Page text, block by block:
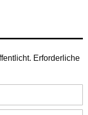
Erforderliche